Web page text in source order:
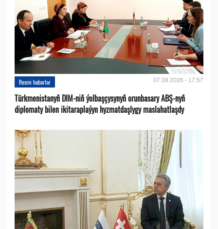
Resmi habarlar 07.08.2026 - 17:57
Türkmenistanyň DIM-niň ýolbaşçysynyň orunbasary ABŞ-nyň
diplomaty bilen ikitaraplaýyn hyzmatdaşlygy maslahatlaşdy